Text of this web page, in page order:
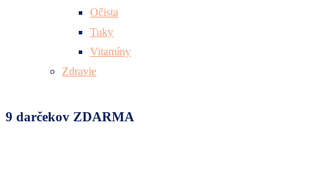
Očista
Tuky
Vitamíny
Zdravie
9 darčekov ZDARMA